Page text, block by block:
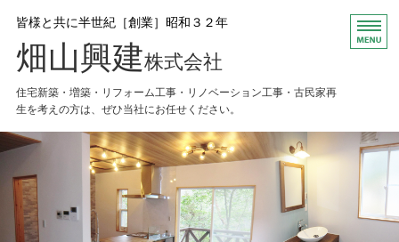
皆様と共に半世紀［創業］昭和３２年
畑山興建株式会社
住宅新築・増築・リフォーム工事・リノベーション工事・古民家再
生を考えの方は、ぜひ当社にお任せください。
HOME
お知らせ
会社概要